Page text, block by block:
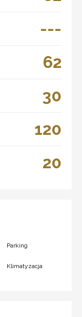
---
62
30
120
20
Parking
Klimatyzacja